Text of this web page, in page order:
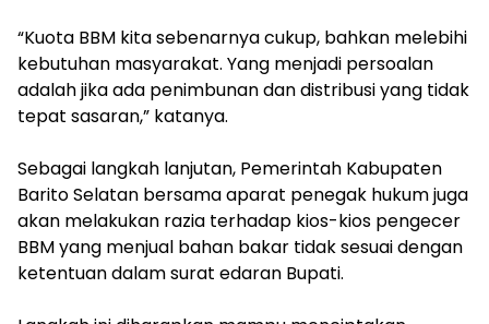
‎“Kuota BBM kita sebenarnya cukup, bahkan melebihi
kebutuhan masyarakat. Yang menjadi persoalan
adalah jika ada penimbunan dan distribusi yang tidak
tepat sasaran,” katanya.
‎Sebagai langkah lanjutan, Pemerintah Kabupaten
Barito Selatan bersama aparat penegak hukum juga
akan melakukan razia terhadap kios-kios pengecer
BBM yang menjual bahan bakar tidak sesuai dengan
ketentuan dalam surat edaran Bupati.